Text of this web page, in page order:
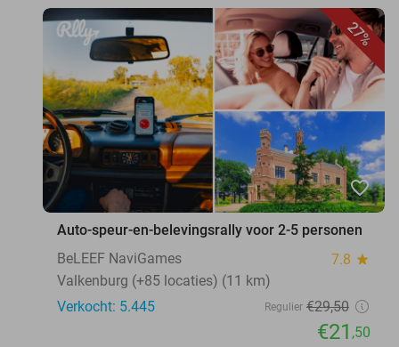
27%
favorite_border
Auto-speur-en-belevingsrally voor 2-5 personen
BeLEEF NaviGames
7.8 star
Valkenburg (+85 locaties) (11 km)
Verkocht: 5.445
Regulier €29,50
€21 ,50